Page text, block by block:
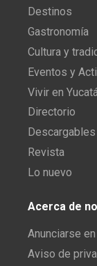
Destinos
Gastronomía
Cultura y
Eventos y
Vivir en
Directorio
Descargables
Revista
Lo nuevo
Acerca de
Anunciarse
Aviso de